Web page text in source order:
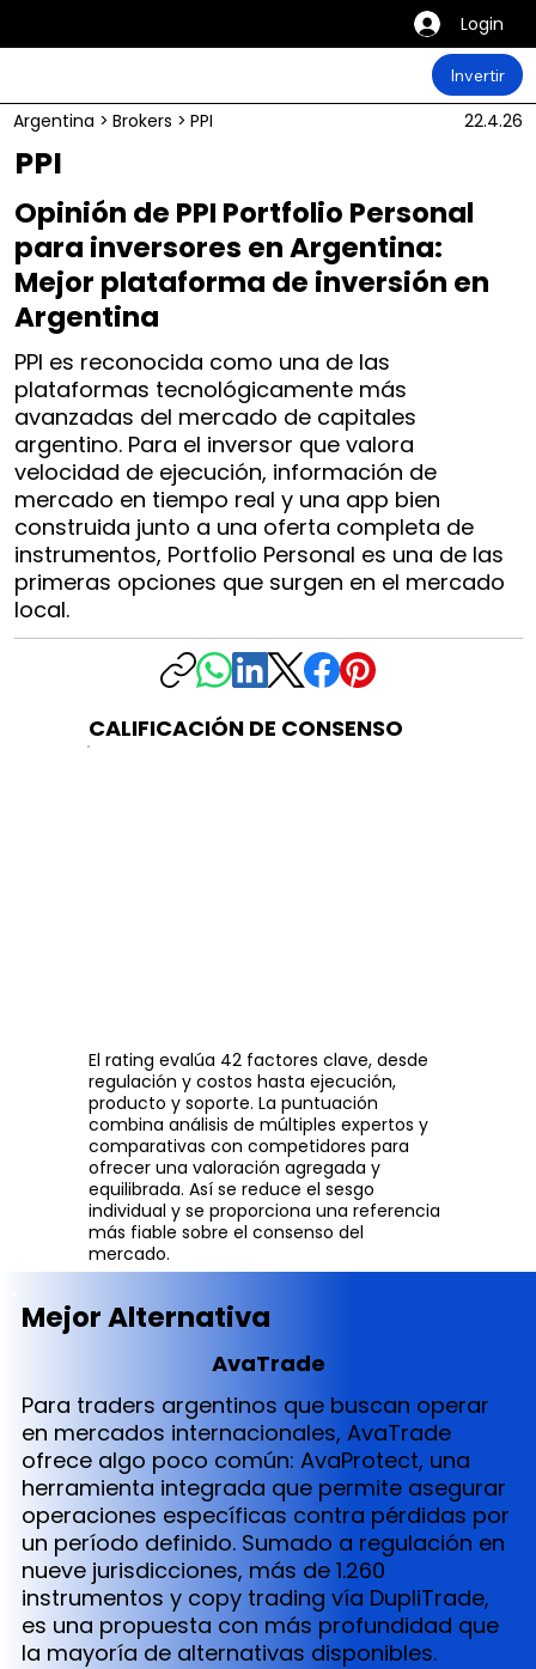
Login
Invertir
Argentina > Brokers > PPI 22.4.26
PPI
Opinión de PPI Portfolio Personal
para inversores en Argentina:
Mejor plataforma de inversión en
Argentina
PPI es reconocida como una de las
plataformas tecnológicamente más
avanzadas del mercado de capitales
argentino. Para el inversor que valora
velocidad de ejecución, información de
mercado en tiempo real y una app bien
construida junto a una oferta completa de
instrumentos, Portfolio Personal es una de las
primeras opciones que surgen en el mercado
local.
CALIFICACIÓN DE CONSENSO
El rating evalúa 42 factores clave, desde
regulación y costos hasta ejecución,
producto y soporte. La puntuación
combina análisis de múltiples expertos y
comparativas con competidores para
ofrecer una valoración agregada y
equilibrada. Así se reduce el sesgo
individual y se proporciona una referencia
más fiable sobre el consenso del
mercado.
Mejor Alternativa
AvaTrade
Para traders argentinos que buscan operar
en mercados internacionales, AvaTrade
ofrece algo poco común: AvaProtect, una
herramienta integrada que permite asegurar
operaciones específicas contra pérdidas por
un período definido. Sumado a regulación en
nueve jurisdicciones, más de 1.260
instrumentos y copy trading vía DupliTrade,
es una propuesta con más profundidad que
la mayoría de alternativas disponibles.